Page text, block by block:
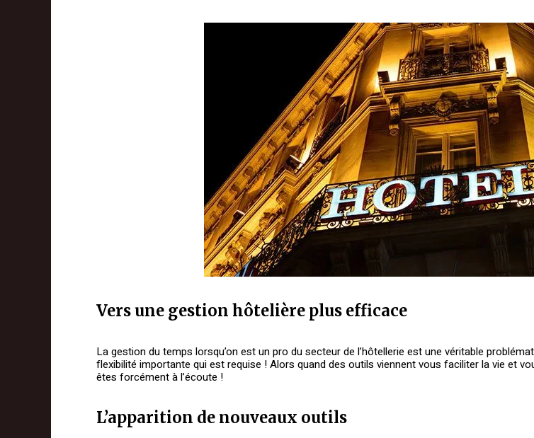
Vers une gestion hôtelière plus efficace
La gestion du temps lorsqu’on est un pro du secteur de l’hôtellerie est une véritable
flexibilité importante qui est requise ! Alors quand des outils viennent vous faciliter la vie et
êtes forcément à l’écoute !
L’apparition de nouveaux outils